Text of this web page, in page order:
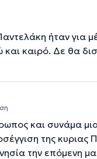
ήταν για
καιρό. Δε θα
και συνάμα
της
την επόμενη